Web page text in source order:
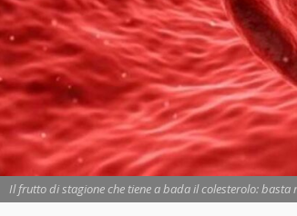
Il frutto di stagione che tiene a bada il colesterolo: